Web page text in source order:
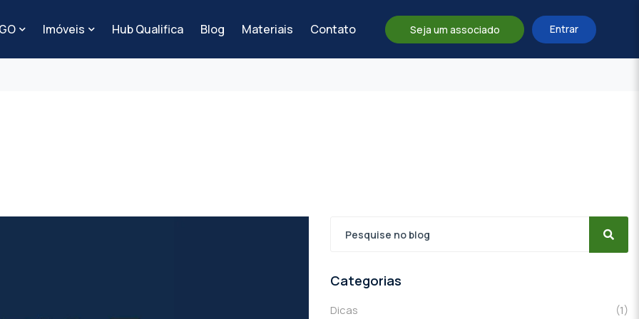
Imóveis Hub Qualifica Blog Materiais Contato Seja um associado Entrar
Categorias
Dicas (1)